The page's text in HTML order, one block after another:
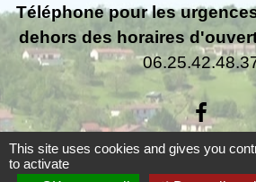
Téléphone pour les
dehors des horaires
This site uses cookies and gives you
to activate